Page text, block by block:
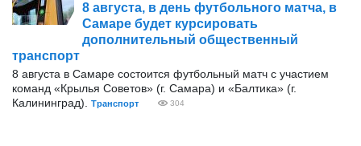
8 августа, в день футбольного матча, в
Самаре будет курсировать
дополнительный общественный
транспорт
8 августа в Самаре состоится футбольный матч с участием
команд «Крылья Советов» (г. Самара) и «Балтика» (г.
Калининград).
Транспорт 304